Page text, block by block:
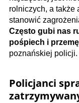
rolniczych, a także
stanowić
Często gubi nas
pośpiech i
poznańskiej policji.
Policjanci